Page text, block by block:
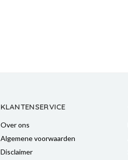
KLANTENSERVICE
Over ons
Algemene voorwaarden
Disclaimer